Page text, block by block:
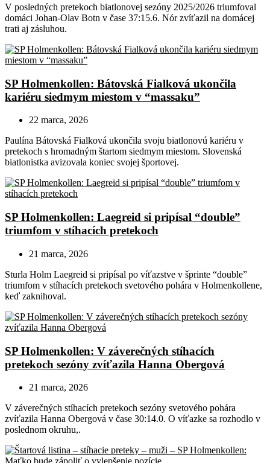
V posledných pretekoch biatlonovej sezóny 2025/2026 triumfoval
domáci Johan-Olav Botn v čase 37:15.6. Nór zvíťazil na domácej
trati aj zásluhou.
SP Holmenkollen: Bátovská Fialková ukončila
kariéru siedmym miestom v “massaku”
22 marca, 2026
Paulína Bátovská Fialková ukončila svoju biatlonovú kariéru v
pretekoch s hromadným štartom siedmym miestom. Slovenská
biatlonistka avizovala koniec svojej športovej.
SP Holmenkollen: Laegreid si pripísal “double”
triumfom v stíhacích pretekoch
21 marca, 2026
Sturla Holm Laegreid si pripísal po víťazstve v šprinte “double”
triumfom v stíhacích pretekoch svetového pohára v Holmenkollene,
keď zaknihoval.
SP Holmenkollen: V záverečných stíhacích
pretekoch sezóny zvíťazila Hanna Obergová
21 marca, 2026
V záverečných stíhacích pretekoch sezóny svetového pohára
zvíťazila Hanna Obergová v čase 30:14.0. O víťazke sa rozhodlo v
poslednom okruhu,.